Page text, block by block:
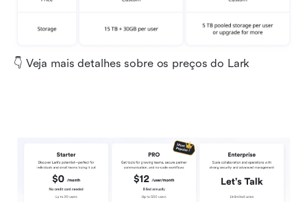
👇 Veja mais detalhes sobre os preços do Lark